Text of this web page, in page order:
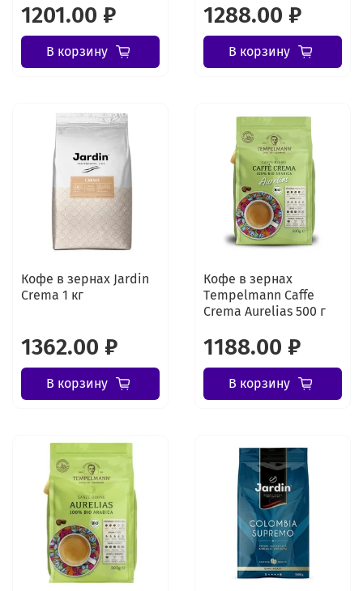
1201.00 ₽
В корзину
1288.00 ₽
В корзину
Кофе в зернах Jardin
Crema 1 кг
1362.00 ₽
В корзину
Кофе в зернах
Tеmpelmann Caffe
Crema Aurelias 500 г
1188.00 ₽
В корзину